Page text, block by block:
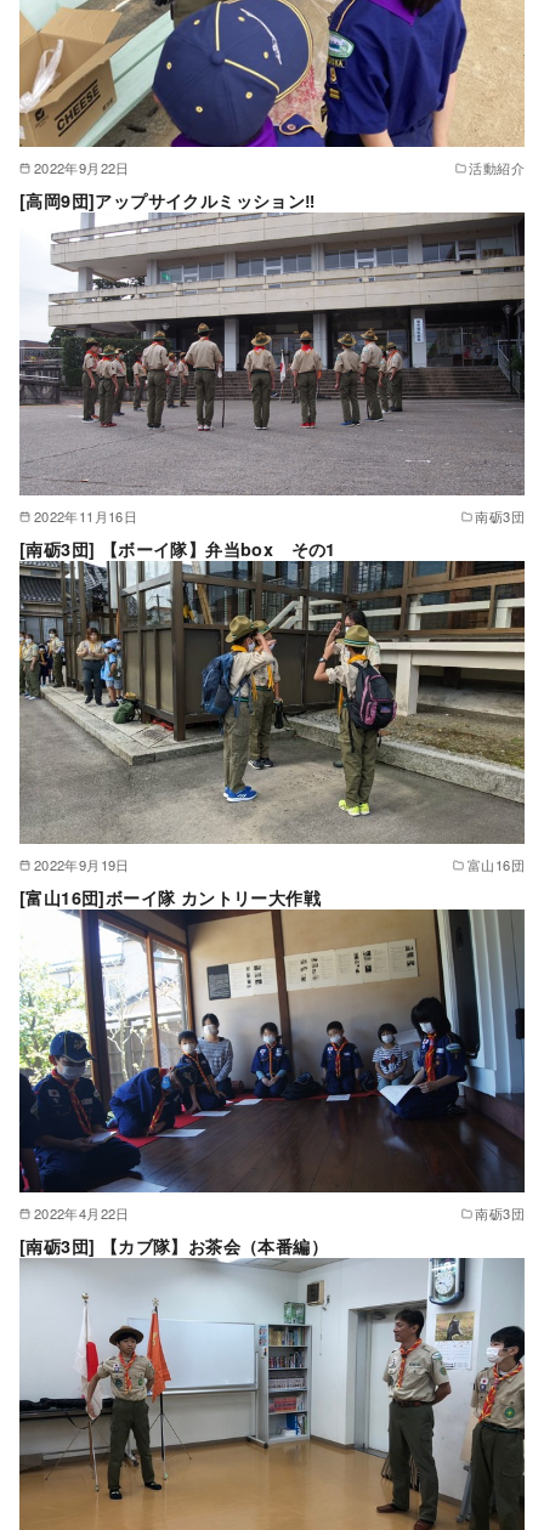
2022年9月22日 活動紹介
[高岡9団]アップサイクルミッション‼︎
2022年11月16日 南砺3団
[南砺3団] 【ボーイ隊】弁当box その1
2022年9月19日 富山16団
[富山16団]ボーイ隊 カントリー大作戦
2022年4月22日 南砺3団
[南砺3団] 【カブ隊】お茶会（本番編）